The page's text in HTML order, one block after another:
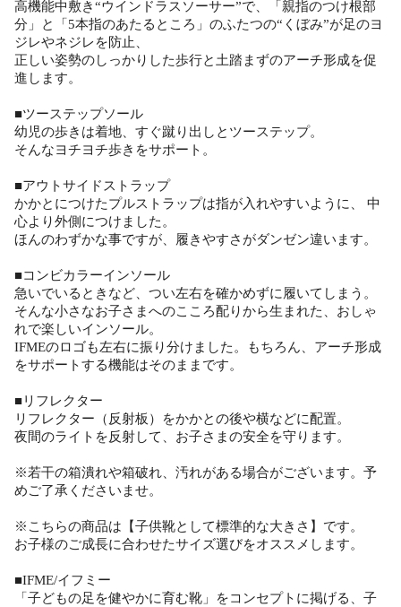
高機能中敷き“ウインドラスソーサー”で、「親指のつけ根部
分」と「5本指のあたるところ」のふたつの“くぼみ”が足のヨ
ジレやネジレを防止、
正しい姿勢のしっかりした歩行と土踏まずのアーチ形成を促
進します。
■ツーステップソール
幼児の歩きは着地、すぐ蹴り出しとツーステップ。
そんなヨチヨチ歩きをサポート。
■アウトサイドストラップ
かかとにつけたプルストラップは指が入れやすいように、 中
心より外側につけました。
ほんのわずかな事ですが、履きやすさがダンゼン違います。
■コンビカラーインソール
急いでいるときなど、つい左右を確かめずに履いてしまう。
そんな小さなお子さまへのこころ配りから生まれた、おしゃ
れで楽しいインソール。
IFMEのロゴも左右に振り分けました。もちろん、アーチ形成
をサポートする機能はそのままです。
■リフレクター
リフレクター（反射板）をかかとの後や横などに配置。
夜間のライトを反射して、お子さまの安全を守ります。
※若干の箱潰れや箱破れ、汚れがある場合がございます。予
めご了承くださいませ。
※こちらの商品は【子供靴として標準的な大きさ】です。
お子様のご成長に合わせたサイズ選びをオススメします。
■IFME/イフミー
「子どもの足を健やかに育む靴」をコンセプトに掲げる、子